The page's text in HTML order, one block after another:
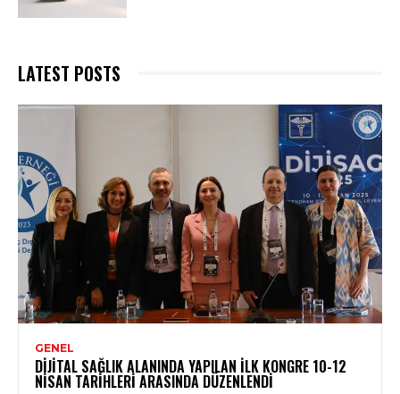
LATEST POSTS
GENEL
DIJITAL SAĞLIK ALANINDA YAPILAN İLK KONGRE 10-12
NISAN TARIHLERI ARASINDA DÜZENLENDI